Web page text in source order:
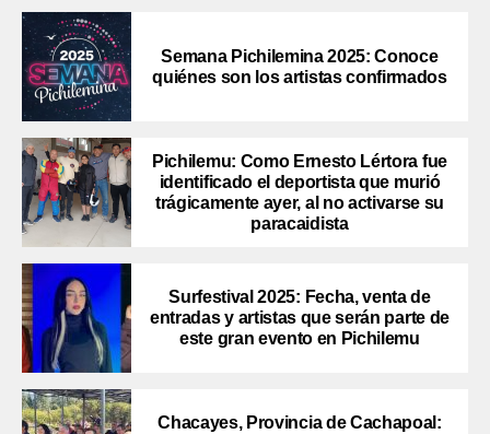
Semana Pichilemina 2025: Conoce
quiénes son los artistas confirmados
Pichilemu: Como Ernesto Lértora fue
identificado el deportista que murió
trágicamente ayer, al no activarse su
paracaidista
Surfestival 2025: Fecha, venta de
entradas y artistas que serán parte de
este gran evento en Pichilemu
Chacayes, Provincia de Cachapoal: